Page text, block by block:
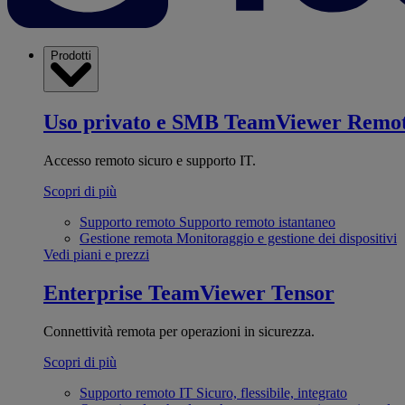
Prodotti
Uso privato e SMB TeamViewer
Accesso remoto sicuro e supporto IT.
Scopri di più
Supporto remoto Supporto remoto istantaneo
Gestione remota Monitoraggio e gestione dei dispositivi
Vedi piani e prezzi
Enterprise TeamViewer Tensor
Connettività remota per operazioni in sicurezza.
Scopri di più
Supporto remoto IT Sicuro, flessibile, integrato